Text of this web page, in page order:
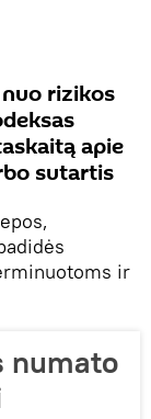
rizikos
apie
sutartis
ir
numato